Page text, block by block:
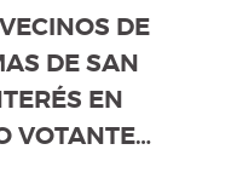
DE LA
la convocatoria. Use
DE
DE SAN
EN
VOTANTES